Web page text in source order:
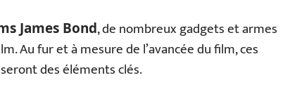
James Bond, de nombreux gadgets et armes
Au fur et à mesure de l’avancée du film, ces
des éléments clés.